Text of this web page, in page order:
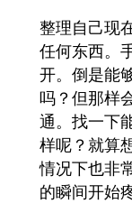
整理自己现
任何东西。
开。倒是能
吗？但那样
通。找一下
样呢？就算
情况下也非
的瞬间开始